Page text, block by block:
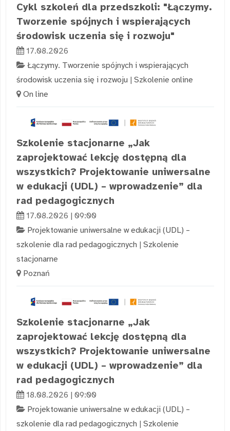
Cykl szkoleń dla przedszkoli: "Łączymy.
Tworzenie spójnych i wspierających
środowisk uczenia się i rozwoju"
17.08.2026
Łączymy. Tworzenie spójnych i wspierających
środowisk uczenia się i rozwoju | Szkolenie online
On line
Szkolenie stacjonarne „Jak
zaprojektować lekcję dostępną dla
wszystkich? Projektowanie uniwersalne
w edukacji (UDL) – wprowadzenie” dla
rad pedagogicznych
17.08.2026 | 09:00
Projektowanie uniwersalne w edukacji (UDL) –
szkolenie dla rad pedagogicznych | Szkolenie
stacjonarne
Poznań
Szkolenie stacjonarne „Jak
zaprojektować lekcję dostępną dla
wszystkich? Projektowanie uniwersalne
w edukacji (UDL) – wprowadzenie” dla
rad pedagogicznych
18.08.2026 | 09:00
Projektowanie uniwersalne w edukacji (UDL) –
szkolenie dla rad pedagogicznych | Szkolenie